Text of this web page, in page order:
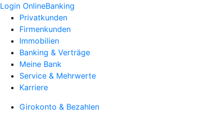
Login OnlineBanking
Privatkunden
Firmenkunden
Immobilien
Banking & Verträge
Meine Bank
Service & Mehrwerte
Karriere
Girokonto & Bezahlen